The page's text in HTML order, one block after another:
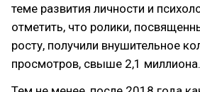
теме развития личности и
отметить, что ролики,
росту, получили внушительное
просмотров, свыше 2,1 миллиона.